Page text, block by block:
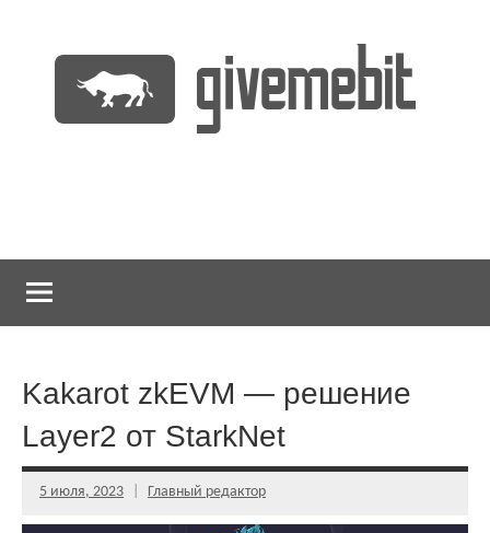
содержимому
Kakarot zkEVM — решение
Layer2 от StarkNet
5 июля, 2023 Главный редактор